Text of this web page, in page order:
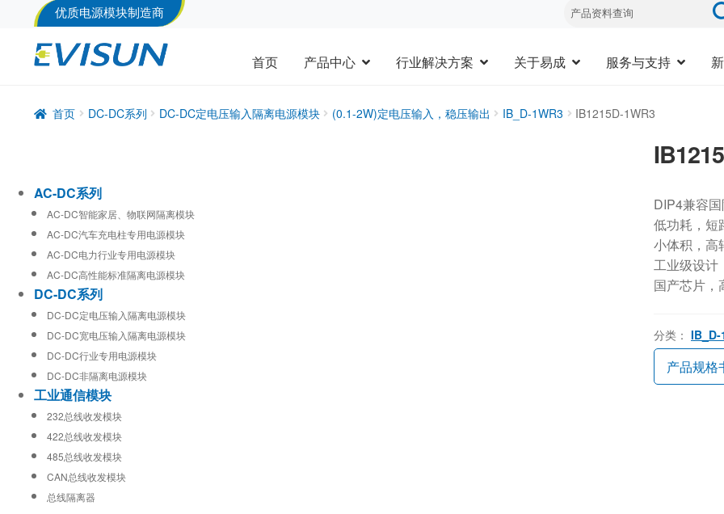
优质电源模块制造商
首页 产品中心 行业解决方案 关于易成 服务与支持
首页 DC-DC系列 DC-DC定电压输入隔离电源模块 (0.1-2W)定电压输入，稳压输出 IB_D-1WR3 IB1215D-1WR3
DIP4兼容
低功耗，短
小体积，高
工业级设计
国产芯片，
分类： IB_D-
产品规格
AC-DC系列
AC-DC智能家居、物联网隔离模块
AC-DC汽车充电柱专用电源模块
AC-DC电力行业专用电源模块
AC-DC高性能标准隔离电源模块
DC-DC系列
DC-DC定电压输入隔离电源模块
DC-DC宽电压输入隔离电源模块
DC-DC行业专用电源模块
DC-DC非隔离电源模块
工业通信模块
232总线收发模块
422总线收发模块
485总线收发模块
CAN总线收发模块
总线隔离器